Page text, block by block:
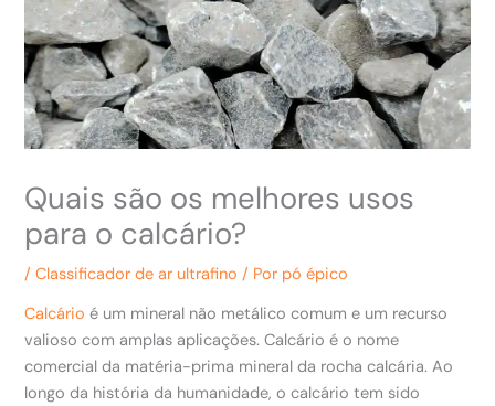
Quais são os melhores usos
para o calcário?
/Classificador de ar ultrafino / Por pó épico
Calcário é um mineral não metálico comum e um recurso
valioso com amplas aplicações. Calcário é o nome
comercial da matéria-prima mineral da rocha calcária. Ao
longo da história da humanidade, o calcário tem sido